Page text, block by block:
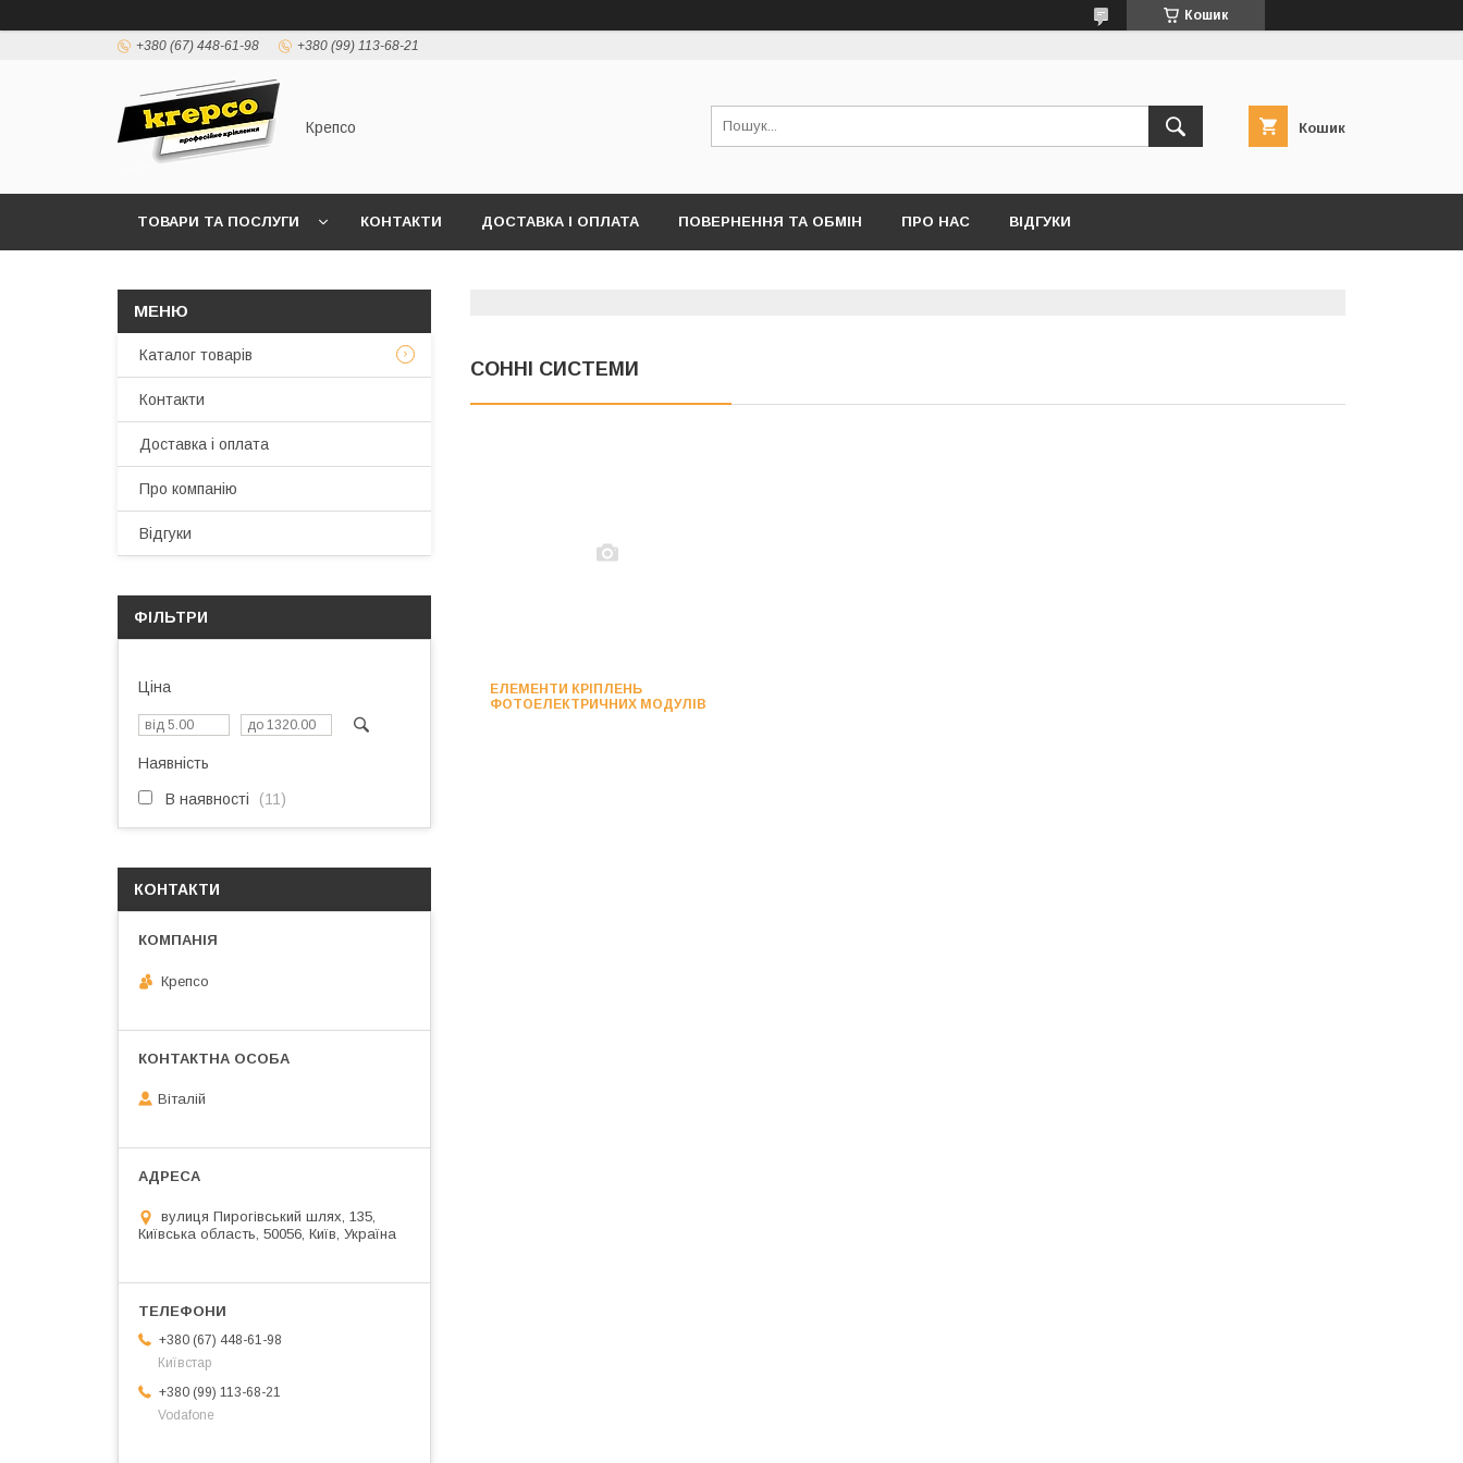
Кошик
+380 (67) 448-61-98 +380 (99) 113-68-21
Крепсо Кошик
ТОВАРИ ТА ПОСЛУГИ КОНТАКТИ ДОСТАВКА І ОПЛАТА ПОВЕРНЕННЯ ТА ОБМІН ПРО НАС ВІДГУКИ
СОННІ СИСТЕМИ
ЕЛЕМЕНТИ КРІПЛЕНЬ
ФОТОЕЛЕКТРИЧНИХ МОДУЛІВ
Каталог товарів
Контакти
Доставка і оплата
Про компанію
Відгуки
ФІЛЬТРИ
Ціна
Наявність
В наявності 11
КОНТАКТИ
Крепсо
Віталій
вулиця Пирогівський шлях, 135,
Київська область, 50056, Київ, Україна
+380 (67) 448-61-98
Київстар
+380 (99) 113-68-21
Vodafone